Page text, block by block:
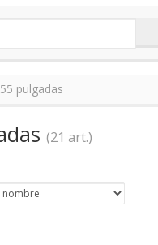
pulgadas
(21 art.)